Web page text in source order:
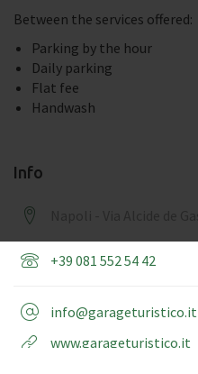
Between the services offered:
Parking by the hour
Daily parking
Flat fee
Handwash
Info
+39 081 552 54 42
info@garageturistico.it
www.garageturistico.it